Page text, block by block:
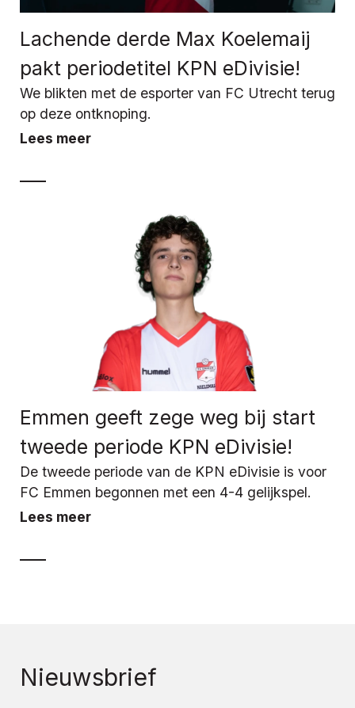
Lachende derde Max Koelemaij
pakt periodetitel KPN eDivisie!
We blikten met de esporter van FC Utrecht terug
op deze ontknoping.
Lees meer
Emmen geeft zege weg bij start
tweede periode KPN eDivisie!
De tweede periode van de KPN eDivisie is voor
FC Emmen begonnen met een 4-4 gelijkspel.
Lees meer
Nieuwsbrief